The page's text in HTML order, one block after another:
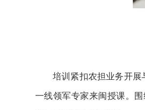
培训紧扣农担业务开
一线领军专家来闽授课。